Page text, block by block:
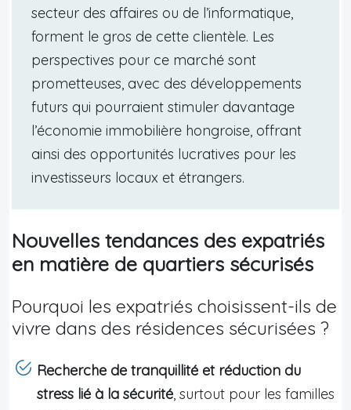
secteur des affaires ou de l’informatique,
forment le gros de cette clientèle. Les
perspectives pour ce marché sont
prometteuses, avec des développements
futurs qui pourraient stimuler davantage
l’économie immobilière hongroise, offrant
ainsi des opportunités lucratives pour les
investisseurs locaux et étrangers.
Nouvelles tendances des expatriés
en matière de quartiers sécurisés
Pourquoi les expatriés choisissent-ils de
vivre dans des résidences sécurisées ?
Recherche de tranquillité et réduction du
stress lié à la sécurité, surtout pour les familles